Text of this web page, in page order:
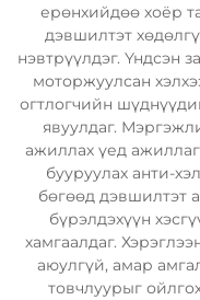
ерөнхийдөө хоёр
дэвшилтэт
нэвтрүүлдэг. Үндсэн
моторжуулсан
огтлогчийн
явуулдаг.
ажиллах үед
бууруулах анти-
бөгөөд дэвшилтэт
бүрэлдэхүүн
хамгаалдаг.
аюулгүй, амар
товчлуурыг